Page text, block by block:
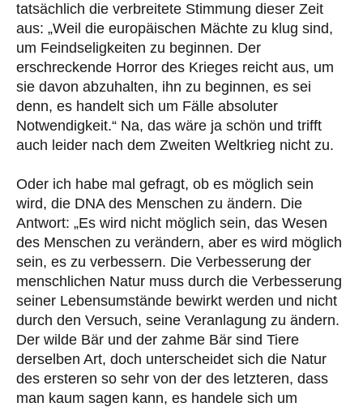
tatsächlich die verbreitete Stimmung dieser Zeit
aus: „Weil die europäischen Mächte zu klug sind,
um Feindseligkeiten zu beginnen. Der
erschreckende Horror des Krieges reicht aus, um
sie davon abzuhalten, ihn zu beginnen, es sei
denn, es handelt sich um Fälle absoluter
Notwendigkeit.“ Na, das wäre ja schön und trifft
auch leider nach dem Zweiten Weltkrieg nicht zu.
Oder ich habe mal gefragt, ob es möglich sein
wird, die DNA des Menschen zu ändern. Die
Antwort: „Es wird nicht möglich sein, das Wesen
des Menschen zu verändern, aber es wird möglich
sein, es zu verbessern. Die Verbesserung der
menschlichen Natur muss durch die Verbesserung
seiner Lebensumstände bewirkt werden und nicht
durch den Versuch, seine Veranlagung zu ändern.
Der wilde Bär und der zahme Bär sind Tiere
derselben Art, doch unterscheidet sich die Natur
des ersteren so sehr von der des letzteren, dass
man kaum sagen kann, es handele sich um